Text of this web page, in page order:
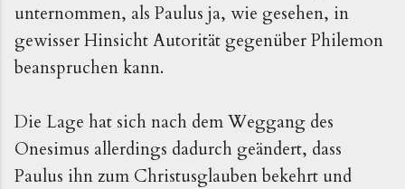
unternommen, als Paulus ja, wie gesehen, in
gewisser Hinsicht Autorität gegenüber Philemon
beanspruchen kann.
Die Lage hat sich nach dem Weggang des
Onesimus allerdings dadurch geändert, dass
Paulus ihn zum Christusglauben bekehrt und